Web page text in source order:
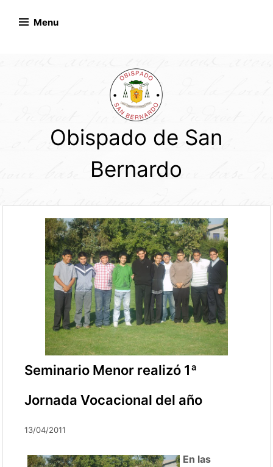
Menu
Obispado de San
Bernardo
Seminario Menor realizó 1ª
Jornada Vocacional del año
13/04/2011
En las